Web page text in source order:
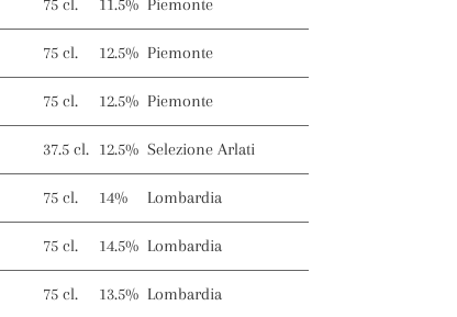
75 cl. 11.5% Piemonte
75 cl. 12.5% Piemonte
75 cl. 12.5% Piemonte
37.5 cl. 12.5% Selezione Arlati
75 cl. 14% Lombardia
75 cl. 14.5% Lombardia
75 cl. 13.5% Lombardia